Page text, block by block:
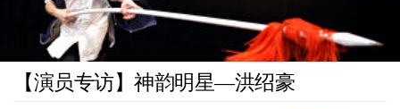
【演员专访】神韵明星—洪绍豪